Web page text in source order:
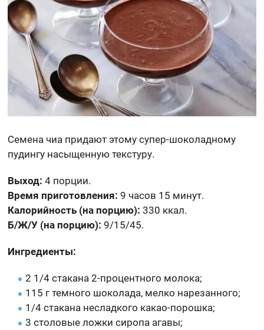
Семена чиа придают этому супер-шоколадному
пудингу насыщенную текстуру.
Выход: 4 порции.
Время приготовления: 9 часов 15 минут.
Калорийность (на порцию): 330 ккал.
Б/Ж/У (на порцию): 9/15/45.
Ингредиенты:
2 1/4 стакана 2-процентного молока;
115 г темного шоколада, мелко нарезанного;
1/4 стакана несладкого какао-порошка;
3 столовые ложки сиропа агавы;